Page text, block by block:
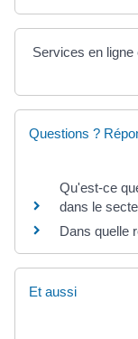
Services en ligne
Questions ?
Qu'est-ce
dans le
Dans quelle
Et aussi